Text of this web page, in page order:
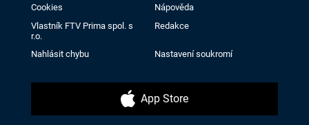
Cookies
Nápověda
Vlastník FTV Prima spol. s
r.o.
Redakce
Nahlásit chybu Nastavení soukromí
App Store